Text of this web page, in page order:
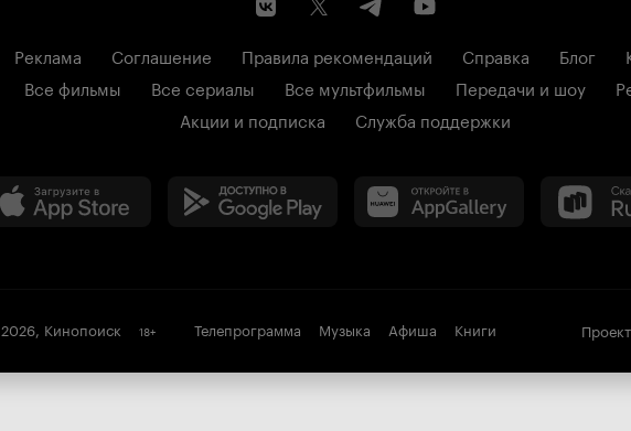
Реклама Соглашение Правила рекомендаций Справка Блог
Все фильмы Все сериалы Все мультфильмы Передачи и шоу
Акции и подписка
Служба поддержки
2026, Кинопоиск 18+ Телепрограмма Музыка Афиша Книги